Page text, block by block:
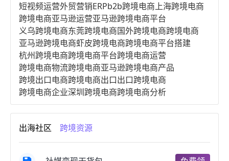
短视频运营外贸营销ERPb2b跨境电商上海跨境电商
跨境电商亚马逊运营亚马逊跨境电商平台
义乌跨境电商东莞跨境电商国外跨境电商跨境电商
亚马逊跨境电商虾皮跨境电商跨境电商平台搭建
杭州跨境电商跨境电商平台跨境电商运营
跨境电商物流跨境电商亚马逊跨境电商产品
跨境出口电商跨境电商出口出口跨境电商
跨境电商企业深圳跨境电商跨境电商分析
进口跨境电商跨境电商服务广州跨境电商
跨境电商市场跨境电商创业跨境电商注册
跨境电商开店跨境电商营销
跨境电商商品个人跨境电商跨境电商案例
出海社区 跨境资源